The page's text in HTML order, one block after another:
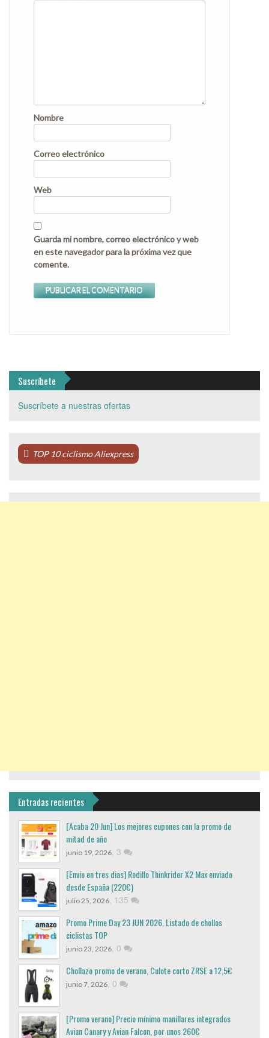
Nombre
Correo electrónico
Web
Guarda mi nombre, correo electrónico y web
en este navegador para la próxima vez que
comente.
Suscríbete
Suscríbete a nuestras ofertas
TOP 10 ciclismo Aliexpress
Entradas recientes
[Acaba 20 Jun] Los mejores cupones con la promo de
mitad de año
junio 19, 2026, 3
[Envio en tres dias] Rodillo Thinkrider X2 Max enviado
desde España (220€)
julio 25, 2026, 135
Promo Prime Day 23 JUN 2026. Listado de chollos
ciclistas TOP
junio 23, 2026, 0
Chollazo promo de verano, Culote corto ZRSE a 12,5€
junio 7, 2026, 0
[Promo verano] Precio mínimo manillares integrados
Avian Canary y Avian Falcon, por unos 260€